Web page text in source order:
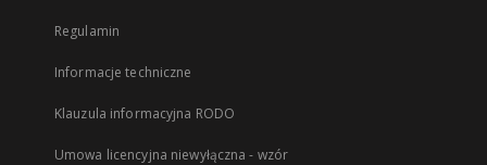
Regulamin
Informacje techniczne
Klauzula informacyjna RODO
Umowa licencyjna niewyłączna - wzór